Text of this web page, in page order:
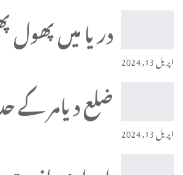
دریا میں پھول
اپریل 13, 2024
ضلع دیامر کے
اپریل 13, 2024